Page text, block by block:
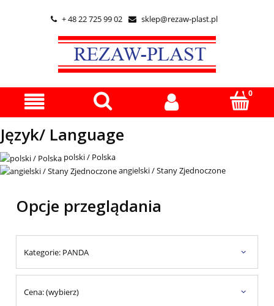
 + 48 22 725 99 02  sklep@rezaw-plast.pl
Język/ Language
polski / Polska
angielski / Stany Zjednoczone
Opcje przeglądania
Kategorie: PANDA
Cena: (wybierz)